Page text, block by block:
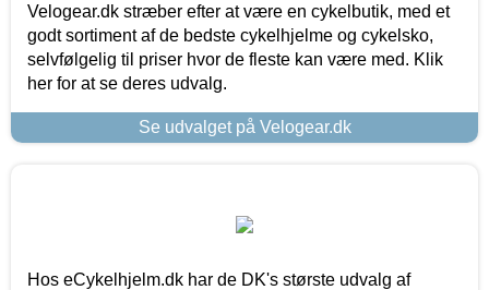
Velogear.dk stræber efter at være en cykelbutik, med et
godt sortiment af de bedste cykelhjelme og cykelsko,
selvfølgelig til priser hvor de fleste kan være med. Klik
her for at se deres udvalg.
Se udvalget på Velogear.dk
Hos eCykelhjelm.dk har de DK's største udvalg af